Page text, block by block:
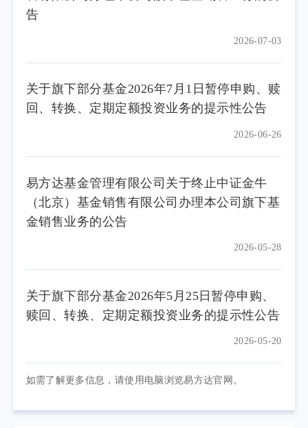
告
2026-07-03
关于旗下部分基金2026年7月1日暂停申购、赎
回、转换、定期定额投资业务的提示性公告
2026-06-26
易方达基金管理有限公司关于终止中证金牛
（北京）基金销售有限公司办理本公司旗下基
金销售业务的公告
2026-05-28
关于旗下部分基金2026年5月25日暂停申购、
赎回、转换、定期定额投资业务的提示性公告
2026-05-20
如需了解更多信息，请使用电脑浏览易方达官网。